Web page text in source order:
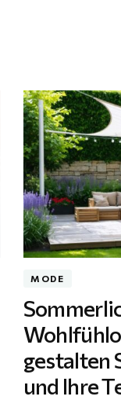
MODE
gestalten
und Ihre